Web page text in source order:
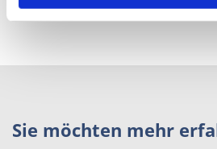
auf. Wir beraten Sie unverbindlich
Sie möchten mehr